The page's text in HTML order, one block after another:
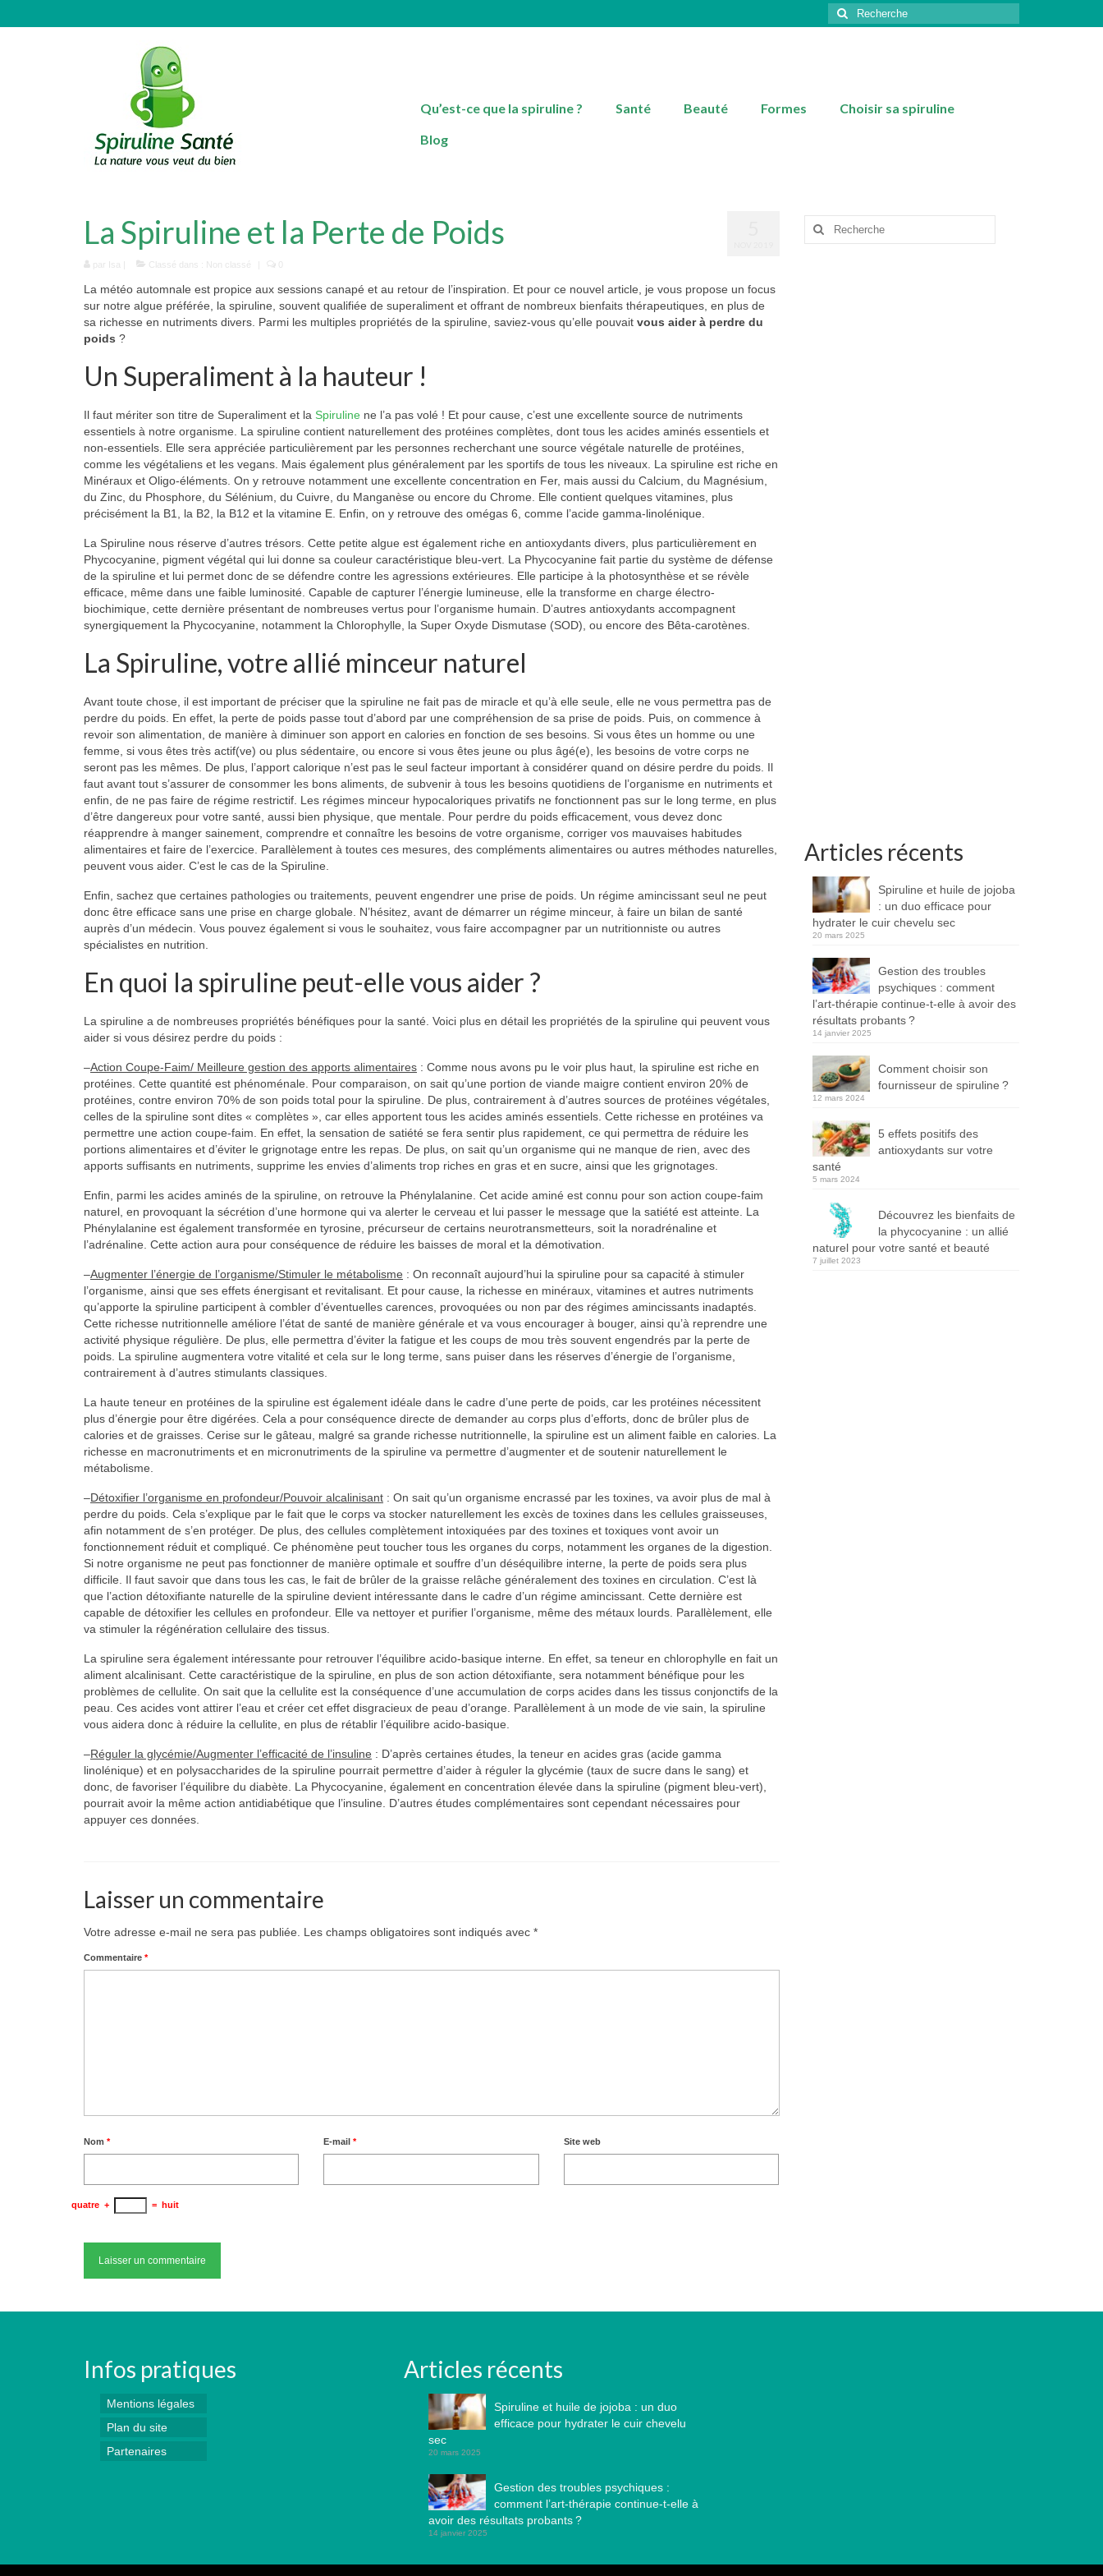
Rechercher
:
Qu’est-ce que la spiruline ? Santé Beauté Formes
Choisir sa spiruline
Blog
La Spiruline et la Perte de Poids
par Isa Classé dans : Non classé
La météo automnale est propice aux sessions canapé et au retour de l’inspiration. Et pour ce nouvel article, je vous propose un focus
sur notre algue préférée, la spiruline, souvent qualifiée de superaliment et offrant de nombreux bienfaits thérapeutiques, en plus de
sa richesse en nutriments divers. Parmi les multiples propriétés de la spiruline, saviez-vous qu’elle pouvait vous aider à perdre du
poids ?
Un Superaliment à la hauteur !
Il faut mériter son titre de Superaliment et la Spiruline ne l’a pas volé ! Et pour cause, c’est une excellente source de nutriments
essentiels à notre organisme. La spiruline contient naturellement des protéines complètes, dont tous les acides aminés essentiels et
non-essentiels. Elle sera appréciée particulièrement par les personnes recherchant une source végétale naturelle de protéines,
comme les végétaliens et les vegans. Mais également plus généralement par les sportifs de tous les niveaux. La spiruline est riche en
Minéraux et Oligo-éléments. On y retrouve notamment une excellente concentration en Fer, mais aussi du Calcium, du Magnésium,
du Zinc, du Phosphore, du Sélénium, du Cuivre, du Manganèse ou encore du Chrome. Elle contient quelques vitamines, plus
précisément la B1, la B2, la B12 et la vitamine E. Enfin, on y retrouve des omégas 6, comme l’acide gamma-linolénique.
La Spiruline nous réserve d’autres trésors. Cette petite algue est également riche en antioxydants divers, plus particulièrement en
Phycocyanine, pigment végétal qui lui donne sa couleur caractéristique bleu-vert. La Phycocyanine fait partie du système de défense
de la spiruline et lui permet donc de se défendre contre les agressions extérieures. Elle participe à la photosynthèse et se révèle
efficace, même dans une faible luminosité. Capable de capturer l’énergie lumineuse, elle la transforme en charge électro-
biochimique, cette dernière présentant de nombreuses vertus pour l’organisme humain. D’autres antioxydants accompagnent
synergiquement la Phycocyanine, notamment la Chlorophylle, la Super Oxyde Dismutase (SOD), ou encore des Bêta-carotènes.
La Spiruline, votre allié minceur naturel
Avant toute chose, il est important de préciser que la spiruline ne fait pas de miracle et qu’à elle seule, elle ne vous permettra pas de
perdre du poids. En effet, la perte de poids passe tout d’abord par une compréhension de sa prise de poids. Puis, on commence à
revoir son alimentation, de manière à diminuer son apport en calories en fonction de ses besoins. Si vous êtes un homme ou une
femme, si vous êtes très actif(ve) ou plus sédentaire, ou encore si vous êtes jeune ou plus âgé(e), les besoins de votre corps ne
seront pas les mêmes. De plus, l’apport calorique n’est pas le seul facteur important à considérer quand on désire perdre du poids. Il
faut avant tout s’assurer de consommer les bons aliments, de subvenir à tous les besoins quotidiens de l’organisme en nutriments et
enfin, de ne pas faire de régime restrictif. Les régimes minceur hypocaloriques privatifs ne fonctionnent pas sur le long terme, en plus
d’être dangereux pour votre santé, aussi bien physique, que mentale. Pour perdre du poids efficacement, vous devez donc
réapprendre à manger sainement, comprendre et connaître les besoins de votre organisme, corriger vos mauvaises habitudes
alimentaires et faire de l’exercice. Parallèlement à toutes ces mesures, des compléments alimentaires ou autres méthodes naturelles,
peuvent vous aider. C’est le cas de la Spiruline.
Enfin, sachez que certaines pathologies ou traitements, peuvent engendrer une prise de poids. Un régime amincissant seul ne peut
donc être efficace sans une prise en charge globale. N’hésitez, avant de démarrer un régime minceur, à faire un bilan de santé
auprès d’un médecin. Vous pouvez également si vous le souhaitez, vous faire accompagner par un nutritionniste ou autres
spécialistes en nutrition.
En quoi la spiruline peut-elle vous aider ?
La spiruline a de nombreuses propriétés bénéfiques pour la santé. Voici plus en détail les propriétés de la spiruline qui peuvent vous
aider si vous désirez perdre du poids :
–Action Coupe-Faim/ Meilleure gestion des apports alimentaires : Comme nous avons pu le voir plus haut, la spiruline est riche en
protéines. Cette quantité est phénoménale. Pour comparaison, on sait qu’une portion de viande maigre contient environ 20% de
protéines, contre environ 70% de son poids total pour la spiruline. De plus, contrairement à d’autres sources de protéines végétales,
celles de la spiruline sont dites « complètes », car elles apportent tous les acides aminés essentiels. Cette richesse en protéines va
permettre une action coupe-faim. En effet, la sensation de satiété se fera sentir plus rapidement, ce qui permettra de réduire les
portions alimentaires et d’éviter le grignotage entre les repas. De plus, on sait qu’un organisme qui ne manque de rien, avec des
apports suffisants en nutriments, supprime les envies d’aliments trop riches en gras et en sucre, ainsi que les grignotages.
Enfin, parmi les acides aminés de la spiruline, on retrouve la Phénylalanine. Cet acide aminé est connu pour son action coupe-faim
naturel, en provoquant la sécrétion d’une hormone qui va alerter le cerveau et lui passer le message que la satiété est atteinte. La
Phénylalanine est également transformée en tyrosine, précurseur de certains neurotransmetteurs, soit la noradrénaline et
l’adrénaline. Cette action aura pour conséquence de réduire les baisses de moral et la démotivation.
–Augmenter l’énergie de l’organisme/Stimuler le métabolisme : On reconnaît aujourd’hui la spiruline pour sa capacité à stimuler
l’organisme, ainsi que ses effets énergisant et revitalisant. Et pour cause, la richesse en minéraux, vitamines et autres nutriments
qu’apporte la spiruline participent à combler d’éventuelles carences, provoquées ou non par des régimes amincissants inadaptés.
Cette richesse nutritionnelle améliore l’état de santé de manière générale et va vous encourager à bouger, ainsi qu’à reprendre une
activité physique régulière. De plus, elle permettra d’éviter la fatigue et les coups de mou très souvent engendrés par la perte de
poids. La spiruline augmentera votre vitalité et cela sur le long terme, sans puiser dans les réserves d’énergie de l’organisme,
contrairement à d’autres stimulants classiques.
La haute teneur en protéines de la spiruline est également idéale dans le cadre d’une perte de poids, car les protéines nécessitent
plus d’énergie pour être digérées. Cela a pour conséquence directe de demander au corps plus d’efforts, donc de brûler plus de
calories et de graisses. Cerise sur le gâteau, malgré sa grande richesse nutritionnelle, la spiruline est un aliment faible en calories. La
richesse en macronutriments et en micronutriments de la spiruline va permettre d’augmenter et de soutenir naturellement le
métabolisme.
–Détoxifier l’organisme en profondeur/Pouvoir alcalinisant : On sait qu’un organisme encrassé par les toxines, va avoir plus de mal à
perdre du poids. Cela s’explique par le fait que le corps va stocker naturellement les excès de toxines dans les cellules graisseuses,
afin notamment de s’en protéger. De plus, des cellules complètement intoxiquées par des toxines et toxiques vont avoir un
fonctionnement réduit et compliqué. Ce phénomène peut toucher tous les organes du corps, notamment les organes de la digestion.
Si notre organisme ne peut pas fonctionner de manière optimale et souffre d’un déséquilibre interne, la perte de poids sera plus
difficile. Il faut savoir que dans tous les cas, le fait de brûler de la graisse relâche généralement des toxines en circulation. C’est là
que l’action détoxifiante naturelle de la spiruline devient intéressante dans le cadre d’un régime amincissant. Cette dernière est
capable de détoxifier les cellules en profondeur. Elle va nettoyer et purifier l’organisme, même des métaux lourds. Parallèlement, elle
va stimuler la régénération cellulaire des tissus.
La spiruline sera également intéressante pour retrouver l’équilibre acido-basique interne. En effet, sa teneur en chlorophylle en fait un
aliment alcalinisant. Cette caractéristique de la spiruline, en plus de son action détoxifiante, sera notamment bénéfique pour les
problèmes de cellulite. On sait que la cellulite est la conséquence d’une accumulation de corps acides dans les tissus conjonctifs de la
peau. Ces acides vont attirer l’eau et créer cet effet disgracieux de peau d’orange. Parallèlement à un mode de vie sain, la spiruline
vous aidera donc à réduire la cellulite, en plus de rétablir l’équilibre acido-basique.
–Réguler la glycémie/Augmenter l’efficacité de l’insuline : D’après certaines études, la teneur en acides gras (acide gamma
linolénique) et en polysaccharides de la spiruline pourrait permettre d’aider à réguler la glycémie (taux de sucre dans le sang) et
donc, de favoriser l’équilibre du diabète. La Phycocyanine, également en concentration élevée dans la spiruline (pigment bleu-vert),
pourrait avoir la même action antidiabétique que l’insuline. D’autres études complémentaires sont cependant nécessaires pour
appuyer ces données.
Laisser un commentaire
Votre adresse e-mail ne sera pas publiée. Les champs obligatoires sont indiqués avec *
Commentaire *
Nom * E-mail* Site web
quatre + = huit
Rechercher
Articles récents
Spiruline et huile de jojoba
: un duo efficace pour
hydrater le cuir chevelu sec
20 mars 2025
Gestion des troubles
psychiques : comment
l’art-thérapie continue-t-elle à avoir des
résultats probants ?
14 janvier 2025
Comment choisir son
fournisseur de spiruline ?
12 mars 2024
5 effets positifs des
antioxydants sur votre
santé
5 mars 2024
Découvrez les bienfaits de
la phycocyanine : un allié
naturel pour votre santé et beauté
7 juillet 2023
Infos pratiques
Mentions légales
Plan du site
Partenaires
Articles récents
Spiruline et huile de jojoba : un duo
efficace pour hydrater le cuir chevelu
sec
20 mars 2025
Gestion des troubles psychiques :
comment l’art-thérapie continue-t-elle à
avoir des résultats probants ?
14 janvier 2025